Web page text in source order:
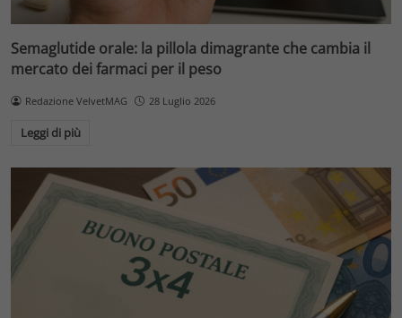
Semaglutide orale: la pillola dimagrante che cambia il
mercato dei farmaci per il peso
Redazione VelvetMAG 28 Luglio 2026
Leggi di più